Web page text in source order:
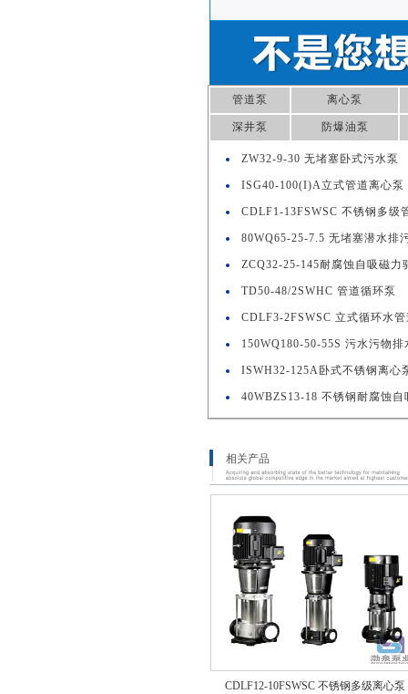
管道泵 离心泵
深井泵 防爆油泵
ZW32-9-30 无堵塞卧式污水泵
ISG40-100(I)A立式管道离心泵
CDLF1-13FSWSC 不锈钢多级
80WQ65-25-7.5 无堵塞潜水排
ZCQ32-25-145耐腐蚀自吸磁力
TD50-48/2SWHC 管道循环泵
CDLF3-2FSWSC 立式循环水
150WQ180-50-55S 污水污物排
ISWH32-125A卧式不锈钢离心
40WBZS13-18 不锈钢耐腐蚀自
相关产品
CDLF12-10FSWSC 不锈钢多级离心泵